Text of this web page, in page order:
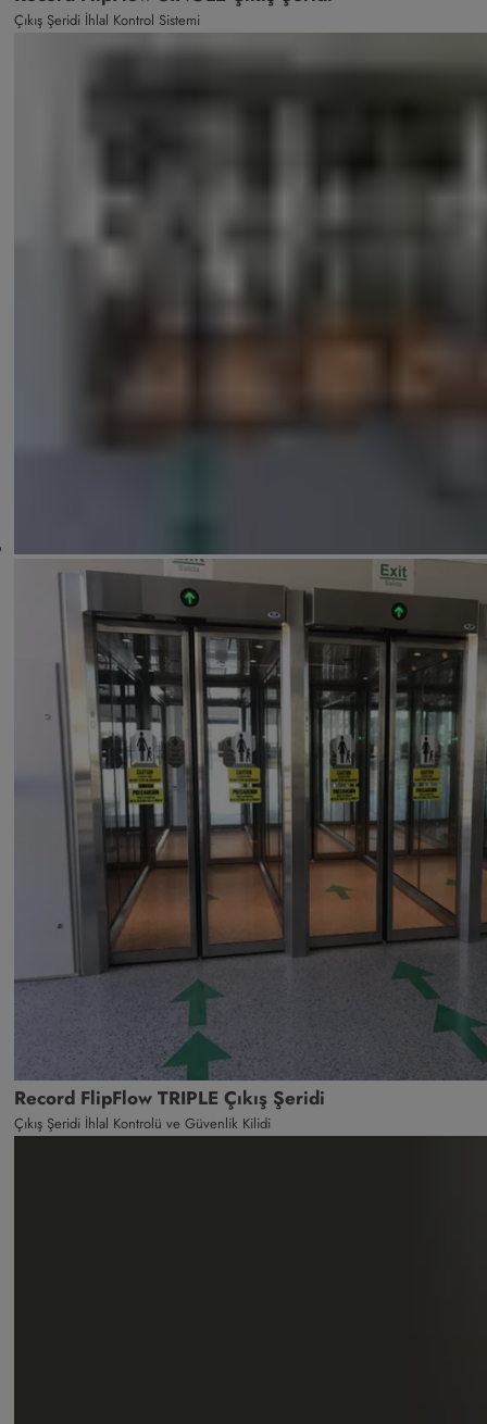
Çıkış Şeridi İhlal Kontrol Sistemi
Record FlipFlow TRIPLE Çıkış Şeridi
Çıkış Şeridi İhlal Kontrolü ve Güvenlik Kilidi